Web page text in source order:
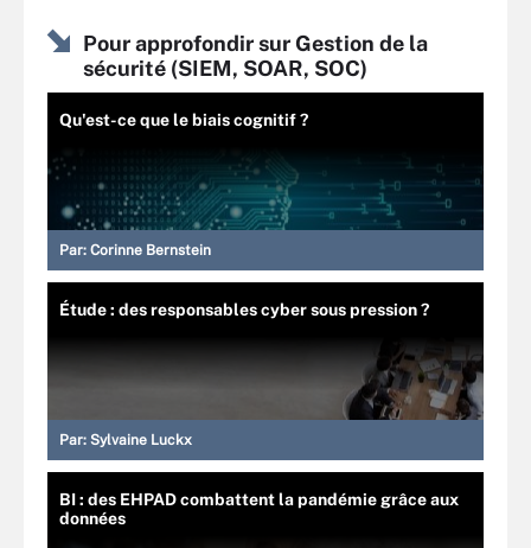
Pour approfondir sur Gestion de la
sécurité (SIEM, SOAR, SOC)
Qu'est-ce que le biais cognitif ?
Par: Corinne Bernstein
Étude : des responsables cyber sous pression ?
Par: Sylvaine Luckx
BI : des EHPAD combattent la pandémie grâce aux
données